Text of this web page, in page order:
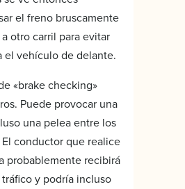
el freno bruscamente
otro carril para evitar
el vehículo de delante.
«brake checking»
Puede provocar una
una pelea entre los
conductor que realice
probablemente recibirá
y podría incluso